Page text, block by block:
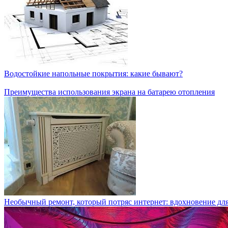
Водостойкие напольные покрытия: какие бывают?
Преимущества использования экрана на батарею отопления
Необычный ремонт, который потряс интернет: вдохновение